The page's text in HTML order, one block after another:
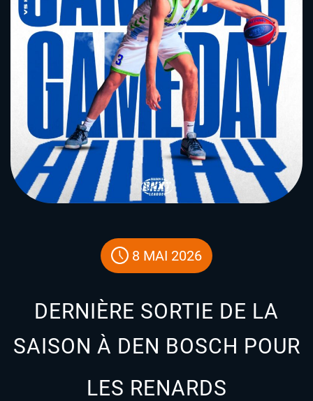
8 MAI 2026
DERNIÈRE SORTIE DE LA
SAISON À DEN BOSCH POUR
LES RENARDS